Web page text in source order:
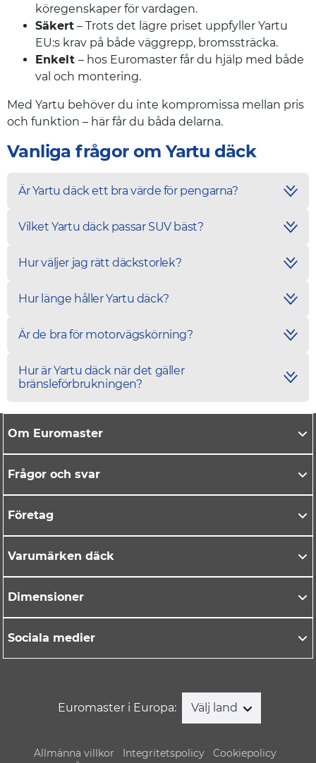
köregenskaper för vardagen.
Säkert – Trots det lägre priset uppfyller Yartu
EU:s krav på både väggrepp, bromssträcka.
Enkelt – hos Euromaster får du hjälp med både
val och montering.
Med Yartu behöver du inte kompromissa mellan pris
och funktion – här får du båda delarna.
Vanliga frågor om Yartu däck
Är Yartu däck ett bra värde för pengarna?
Vilket Yartu däck passar SUV bäst?
Hur väljer jag rätt däckstorlek?
Hur länge håller Yartu däck?
Är de bra för motorvägskörning?
Hur är Yartu däck när det gäller
bränsleförbrukningen?
Om Euromaster
Frågor och svar
Företag
Varumärken däck
Dimensioner
Sociala medier
Euromaster i Europa: Välj land
Allmänna villkor Integritetspolicy
Cookiepolicy